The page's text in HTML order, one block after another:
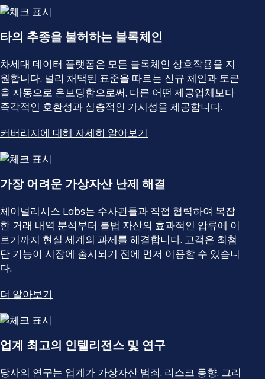
타의 추종을 불허하는 블록체인
차세대 데이터 플랫폼은 모든 블록체인 상호작용을 지
원합니다. 널리 채택된 표준을 따르는 신규 체인과 토큰
을 자동으로 온보딩함으로써, 다른 어떤 제공업체보다
즉각적인 호환성과 심층적인 가시성을 제공합니다.
커버리지에 대해 자세히 알아보기
가장 어려운 가상자산 난제 해결
체이널리시스 Labs는 수사관들과 직접 협력하여 복잡
한 거래 내역 분석부터 불법 자산의 효과적인 압류에 이
르기까지 현실 세계의 과제를 해결합니다. 고객은 최첨
단 기능이 시장에 출시되기 전에 먼저 이용할 수 있습니
다.
더 알아보기
업계 최고의 인텔리전스 및 연구
당사의 연구는 업계가 가상자산 범죄, 리스크 동향, 그리